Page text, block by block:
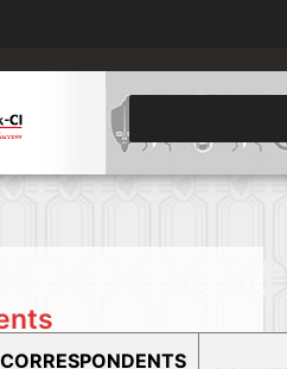
CORRESPONDENTS